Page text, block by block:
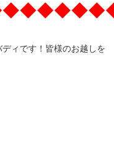
ィです！皆様のお越しを